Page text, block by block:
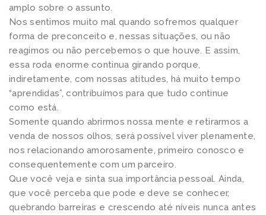
s
q
u
n
t
i
d
a
e
amplo sobre o assunto.
Nos sentimos muito mal quando sofremos qualquer
forma de preconceito e, nessas situações, ou não
reagimos ou não percebemos o que houve. E assim,
essa roda enorme continua girando porque,
indiretamente, com nossas atitudes, há muito tempo
“aprendidas”, contribuímos para que tudo continue
como está.
Somente quando abrirmos nossa mente e retirarmos a
venda de nossos olhos, será possível viver plenamente,
nos relacionando amorosamente, primeiro conosco e
consequentemente com um parceiro.
Que você veja e sinta sua importância pessoal. Ainda,
que você perceba que pode e deve se conhecer,
quebrando barreiras e crescendo até níveis nunca antes